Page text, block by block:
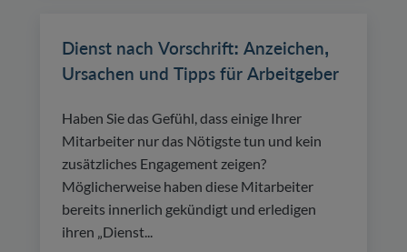
Dienst nach Vorschrift: Anzeichen,
Ursachen und Tipps für Arbeitgeber
Haben Sie das Gefühl, dass einige Ihrer
Mitarbeiter nur das Nötigste tun und kein
zusätzliches Engagement zeigen?
Möglicherweise haben diese Mitarbeiter
bereits innerlich gekündigt und erledigen
ihren „Dienst...